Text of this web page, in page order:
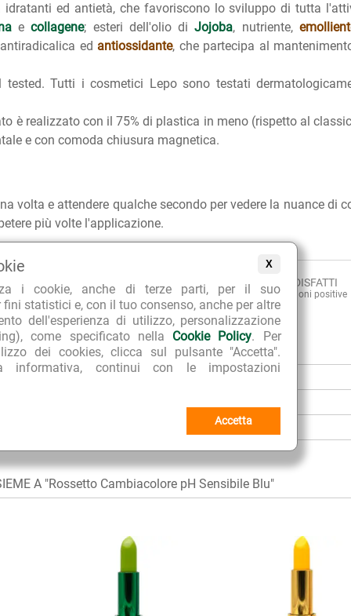
X
i cookie, anche di terze parti, per il suo
statistici e, con il tuo consenso, anche per altre
dell'esperienza di utilizzo, personalizzazione
come specificato nella Cookie Policy. Per
dei cookies, clicca sul pulsante "Accetta".
informativa, continui con le impostazioni
Accetta
idratanti ed antietà, che favoriscono lo sviluppo di tutta
ecollagene; esteri dell'olio diJojoba, nutriente,
ed antiossidante, che partecipa al
tested. Tutti i cosmetici Lepo sono testati
è realizzato con il 75% di plastica in meno (rispetto al
e con comoda chiusura magnetica.
volta e attendere qualche secondo per vedere la nuance di
più volte l'applicazione.
TOP E-COMMERCE 2022
Repubblica Affari&Finanza
CLIENTI SODDISFATTI
99.7% di recensioni positive
naturale e bio
A "Rossetto Cambiacolore pH Sensibile Blu"